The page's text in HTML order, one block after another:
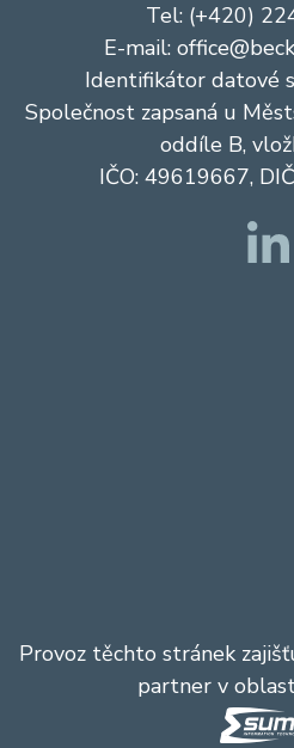
Tel: (+420)
E-mail:
Identifikátor datové
Společnost zapsaná u
oddíle B,
IČO: 49619667,
Provoz těchto stránek
partner v